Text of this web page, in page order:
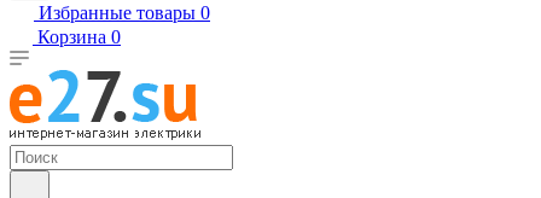
Избранные товары 0
Корзина 0